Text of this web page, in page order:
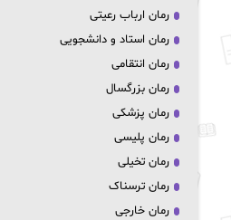
رمان ارباب رعیتی
رمان استاد و دانشجویی
رمان انتقامی
رمان بزرگسال
رمان پزشکی
رمان پلیسی
رمان تخیلی
رمان ترسناک
رمان خارجی